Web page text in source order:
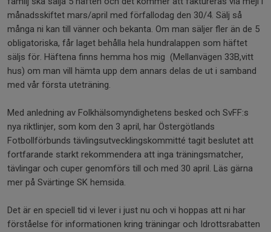
månadsskiftet mars/april med förfallodag den 30/4. Sälj så
många ni kan till vänner och bekanta. Om man säljer fler än de 5
obligatoriska, får laget behålla hela hundralappen som häftet
säljs för. Häftena finns hemma hos mig (Mellanvägen 33B,vitt
hus) om man vill hämta upp dem annars delas de ut i samband
med vår första uteträning.
Med anledning av Folkhälsomyndighetens besked och SvFF:s
nya riktlinjer, som kom den 3 april, har Östergötlands
Fotbollförbunds tävlingsutvecklingskommitté tagit beslutet att
fortfarande starkt rekommendera att inga träningsmatcher,
tävlingar och cuper genomförs till och med 30 april. Läs gärna
mer på Svärtinge SK hemsida.
Det är en speciell tid vi lever i just nu och vi hoppas att ni har
förståelse för informationen kring träningar och Idrottsrabatten